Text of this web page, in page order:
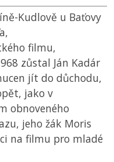
Kudlově u Baťovy
filmu,
zůstal Ján Kadár
jít do důchodu,
jako v
obnoveného
jeho žák Moris
na filmu pro mladé